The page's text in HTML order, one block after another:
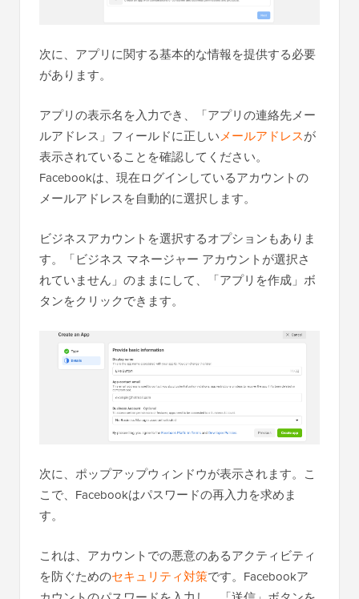
次に、アプリに関する基本的な情報を提供する必要
があります。
アプリの表示名を入力でき、「アプリの連絡先メー
ルアドレス」フィールドに正しいメールアドレスが
表示されていることを確認してください。
Facebookは、現在ログインしているアカウントの
メールアドレスを自動的に選択します。
ビジネスアカウントを選択するオプションもありま
す。「ビジネス マネージャー アカウントが選択さ
れていません」のままにして、「アプリを作成」ボ
タンをクリックできます。
次に、ポップアップウィンドウが表示されます。こ
こで、Facebookはパスワードの再入力を求めま
す。
これは、アカウントでの悪意のあるアクティビティ
を防ぐためのセキュリティ対策です。Facebookア